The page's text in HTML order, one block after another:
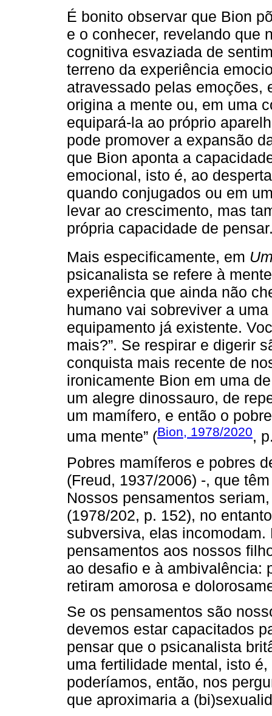
É bonito observar que Bion
e o conhecer, revelando que
cognitiva esvaziada de
terreno da experiência
atravessado pelas emoções,
origina a mente ou, em uma
equipará-la ao próprio
pode promover a expansão
que Bion aponta a
emocional, isto é, ao
quando conjugados ou em
levar ao crescimento, mas
própria capacidade de
Mais especificamente, em
psicanalista se refere à
experiência que ainda não
humano vai sobreviver a
equipamento já existente.
mais?”. Se respirar e digerir
conquista mais recente de
ironicamente Bion em uma
um alegre dinossauro, de
um mamífero, e então o
uma mente” (Bion, 1978/2020,
Pobres mamíferos e pobres
(Freud, 1937/2006) -, que
Nossos pensamentos
(1978/202, p. 152), no
subversiva, elas
pensamentos aos nossos
ao desafio e à ambivalência:
retiram amorosa e
Se os pensamentos são
devemos estar capacitados
pensar que o psicanalista
uma fertilidade mental, isto
poderíamos, então, nos
que aproximaria a